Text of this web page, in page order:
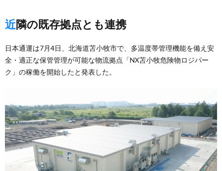
近隣の既存拠点とも連携
日本通運は7月4日、北海道苫小牧市で、多温度帯管理機能を備え安
全・適正な保管管理が可能な物流拠点「NX苫小牧危険物ロジパー
ク」の稼働を開始したと発表した。